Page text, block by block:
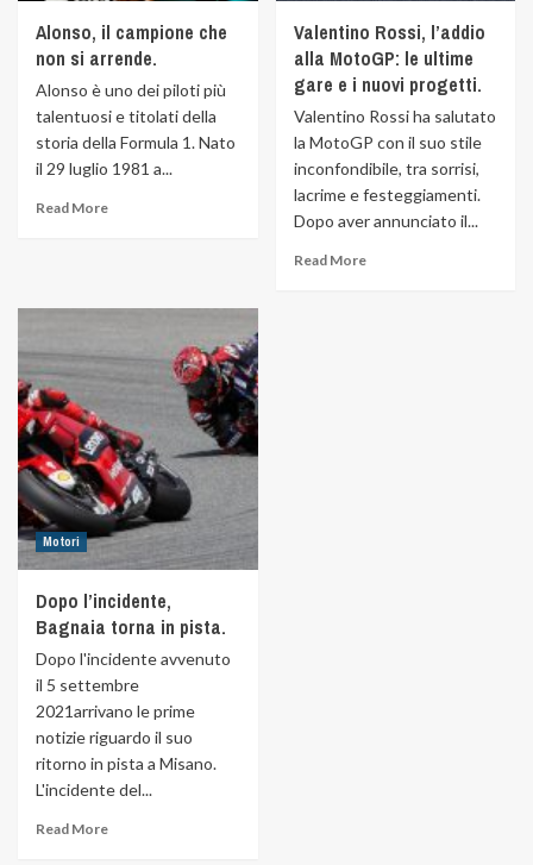
Alonso, il campione che
non si arrende.
Alonso è uno dei piloti più
talentuosi e titolati della
storia della Formula 1. Nato
il 29 luglio 1981 a...
Read More
Valentino Rossi, l’addio
alla MotoGP: le ultime
gare e i nuovi progetti.
Valentino Rossi ha salutato
la MotoGP con il suo stile
inconfondibile, tra sorrisi,
lacrime e festeggiamenti.
Dopo aver annunciato il...
Read More
Motori
Dopo l’incidente,
Bagnaia torna in pista.
Dopo l'incidente avvenuto
il 5 settembre
2021arrivano le prime
notizie riguardo il suo
ritorno in pista a Misano.
L'incidente del...
Read More